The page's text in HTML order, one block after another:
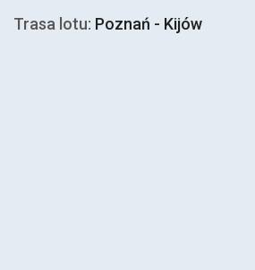
Trasa lotu: Poznań - Kijów